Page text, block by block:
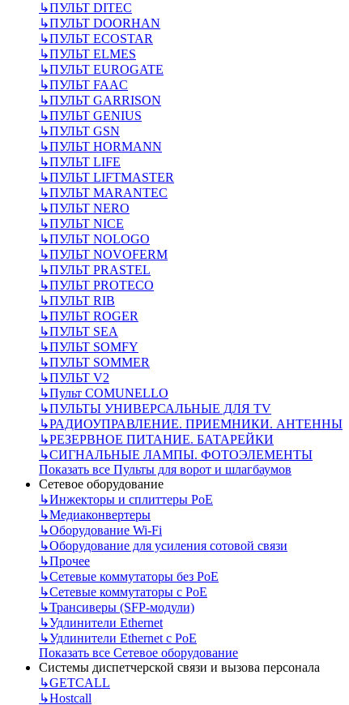
↳ПУЛЬТ DITEC
↳ПУЛЬТ DOORHAN
↳ПУЛЬТ ECOSTAR
↳ПУЛЬТ ELMES
↳ПУЛЬТ EUROGATE
↳ПУЛЬТ FAAC
↳ПУЛЬТ GARRISON
↳ПУЛЬТ GENIUS
↳ПУЛЬТ GSN
↳ПУЛЬТ HORMANN
↳ПУЛЬТ LIFE
↳ПУЛЬТ LIFTMASTER
↳ПУЛЬТ MARANTEC
↳ПУЛЬТ NERO
↳ПУЛЬТ NICE
↳ПУЛЬТ NOLOGO
↳ПУЛЬТ NOVOFERM
↳ПУЛЬТ PRASTEL
↳ПУЛЬТ PROTECO
↳ПУЛЬТ RIB
↳ПУЛЬТ ROGER
↳ПУЛЬТ SEA
↳ПУЛЬТ SOMFY
↳ПУЛЬТ SOMMER
↳ПУЛЬТ V2
↳Пульт СOMUNELLO
↳ПУЛЬТЫ УНИВЕРСАЛЬНЫЕ ДЛЯ TV
↳РАДИОУПРАВЛЕНИЕ. ПРИЕМНИКИ. АНТЕННЫ
↳РЕЗЕРВНОЕ ПИТАНИЕ. БАТАРЕЙКИ
↳СИГНАЛЬНЫЕ ЛАМПЫ. ФОТОЭЛЕМЕНТЫ
Показать все Пульты для ворот и шлагбаумов
Сетевое оборудование
↳Инжекторы и сплиттеры РоЕ
↳Медиаконвертеры
↳Оборудование Wi-Fi
↳Оборудование для усиления сотовой связи
↳Прочее
↳Сетевые коммутаторы без РоЕ
↳Сетевые коммутаторы с РоЕ
↳Трансиверы (SFP-модули)
↳Удлинители Ethernet
↳Удлинители Ethernet с PoE
Показать все Сетевое оборудование
Системы диспетчерской связи и вызова персонала
↳GETCALL
↳Hostcall